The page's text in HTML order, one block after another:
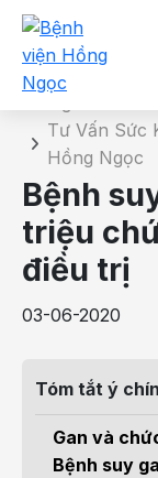
Chi tiết bài
Tư Vấn Sức
Hồng Ngọc
Bệnh
triệu
điều trị
03-06-2020
Tóm tắt ý
Gan và
Bệnh suy